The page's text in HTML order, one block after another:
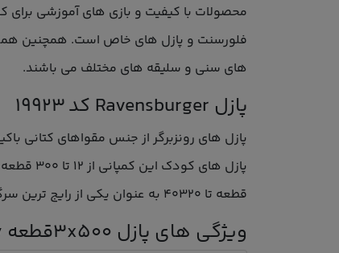
محصولات با کیفیت و بازی های آموزشی برای
فلورسنت و پازل های خاص است. همچنین
های سنی و سلیقه های مختلف می باشند.
پازل Ravensburger کد 19923
قطعه تا 40320 به عنوان یکی از رایج ترین سرگرمی مورد استفاده قرار می گیرد.
ویژگی های پازل 3x500قطعه New York City